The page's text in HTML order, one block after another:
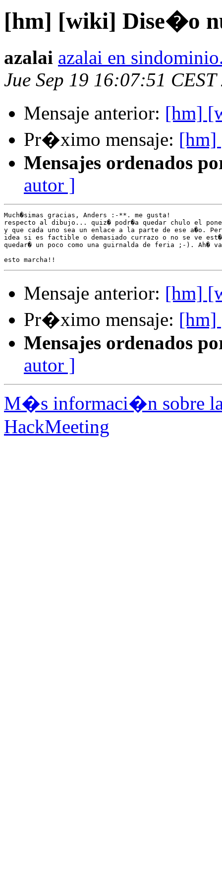
[hm] [wiki] Dise�o
azalai azalai en
Jue Sep 19 16:07:51 CEST
Mensaje anterior: [hm]
Pr�ximo mensaje:
Mensajes ordenados
autor ]
Much�simas gracias, Anders :-**. me gusta!
respecto al dibujo... quiz� podr�a quedar chulo el
y que cada uno sea un enlace a la parte de ese a�o.
idea si es factible o demasiado currazo o no se ve
quedar� un poco como una guirnalda de feria ;-). Ah�
Mensaje anterior: [hm]
Pr�ximo mensaje:
Mensajes ordenados
autor ]
M�s informaci�n sobre
HackMeeting